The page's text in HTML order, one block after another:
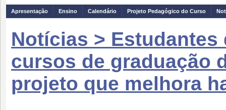
Apresentação Ensino Calendário Projeto Pedagógico do Curso
Notícias >
cursos de graduação
projeto que melhora